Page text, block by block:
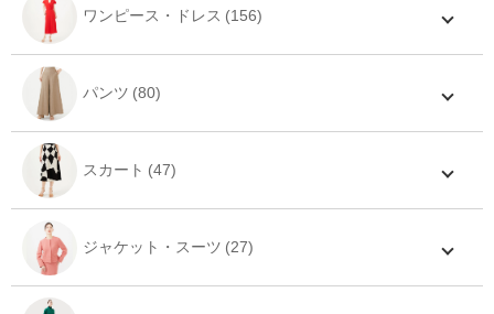
ワンピース・ドレス
パンツ
スカート
ジャケット・スーツ